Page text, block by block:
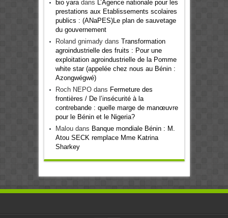
bio yaradans
L’Agence nationale pour les
prestations aux Etablissements scolaires
publics : (ANaPES)Le plan de sauvetage
du gouvernement
Roland gnimadydans Transformation
agroindustrielle des fruits : Pour une
exploitation agroindustrielle de la Pomme
white star (appelée chez nous au Bénin :
Azongwégwé)
Roch NEPOdans Fermeture des
frontières / De l’insécurité à la
contrebande : quelle marge de manœuvre
pour le Bénin et le Nigeria?
Maloudans Banque mondiale Bénin : M.
Atou SECK remplace Mme Katrina
Sharkey